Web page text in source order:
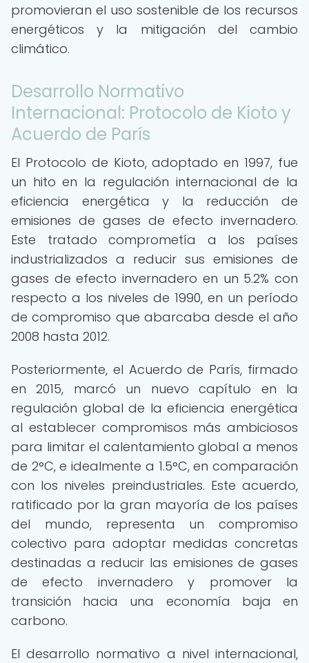
promovieran el uso sostenible de los recursos
energéticos y la mitigación del cambio
climático.
Desarrollo Normativo
Internacional: Protocolo de Kioto y
Acuerdo de París
El Protocolo de Kioto, adoptado en 1997, fue
un hito en la regulación internacional de la
eficiencia energética y la reducción de
emisiones de gases de efecto invernadero.
Este tratado comprometía a los países
industrializados a reducir sus emisiones de
gases de efecto invernadero en un 5.2% con
respecto a los niveles de 1990, en un período
de compromiso que abarcaba desde el año
2008 hasta 2012.
Posteriormente, el Acuerdo de París, firmado
en 2015, marcó un nuevo capítulo en la
regulación global de la eficiencia energética
al establecer compromisos más ambiciosos
para limitar el calentamiento global a menos
de 2°C, e idealmente a 1.5°C, en comparación
con los niveles preindustriales. Este acuerdo,
ratificado por la gran mayoría de los países
del mundo, representa un compromiso
colectivo para adoptar medidas concretas
destinadas a reducir las emisiones de gases
de efecto invernadero y promover la
transición hacia una economía baja en
carbono.
El desarrollo normativo a nivel internacional,